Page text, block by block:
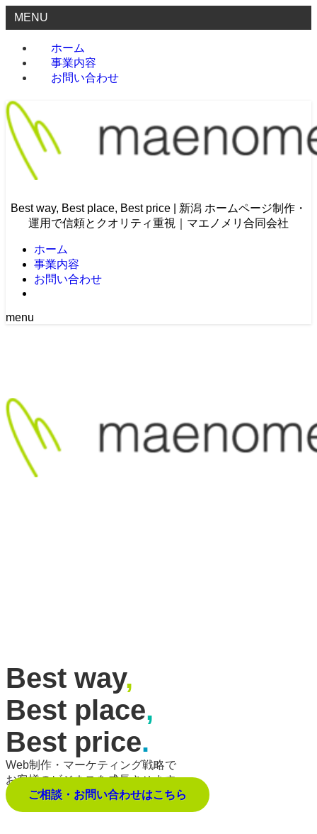
MENU
ホーム
事業内容
お問い合わせ
Best way, Best place, Best price | 新潟 ホームページ制作・
運用で信頼とクオリティ重視｜マエノメリ合同会社
ホーム
事業内容
お問い合わせ
menu
Best way,
Best place,
Best price.
Web制作・マーケティング戦略で
お客様のビジネスを成長させます。
ご相談・お問い合わせはこちら